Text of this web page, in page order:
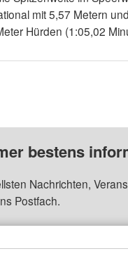
mit 5,57 Metern
Hürden (1:05,02
bestens
Nachrichten,
Postfach.